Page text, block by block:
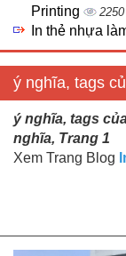
Printing
2250
In thẻ nhựa
ý nghĩa, tags
ý nghĩa, tags
nghĩa, Trang 1
Xem Trang Blog